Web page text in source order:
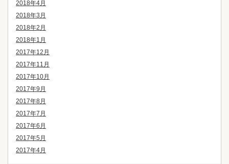
2018年4月
2018年3月
2018年2月
2018年1月
2017年12月
2017年11月
2017年10月
2017年9月
2017年8月
2017年7月
2017年6月
2017年5月
2017年4月